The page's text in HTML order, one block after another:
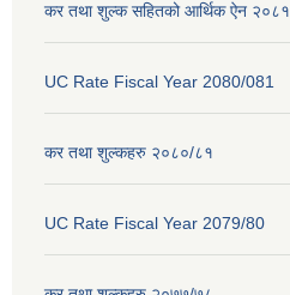
कर तथा शुल्क सहितको आर्थिक ऐन २०८१
UC Rate Fiscal Year 2080/081
कर तथा शुल्कहरु २०८०/८१
UC Rate Fiscal Year 2079/80